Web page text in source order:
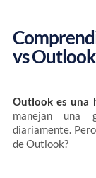
vs
Outlook es una
manejan una
diariamente.
de Outlook?